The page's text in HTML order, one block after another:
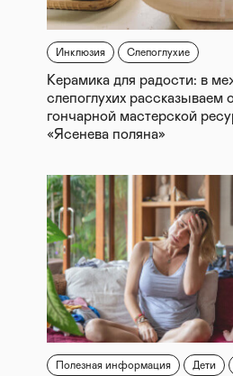
Инклюзия Слепоглухие
Керамика для радости: в
слепоглухих рассказываем
гончарной мастерской
«Ясенева поляна»
Полезная информация Дети